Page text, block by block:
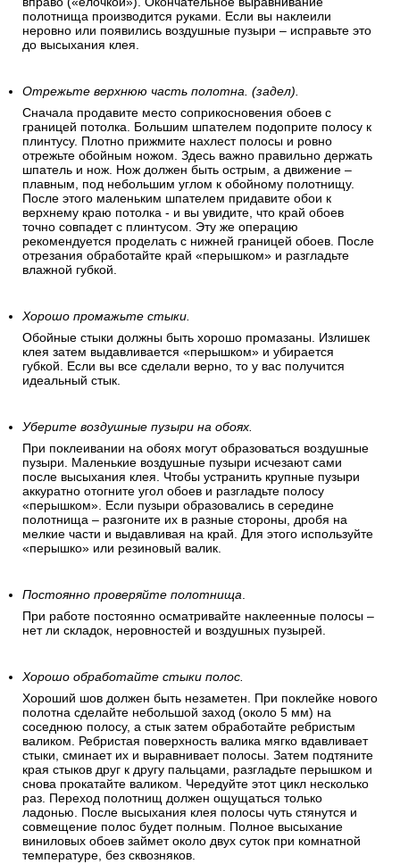
полотнища производится руками. Если вы наклеили
неровно или появились воздушные пузыри – исправьте это
до высыхания клея.
Отрежьте верхнюю часть полотна. (задел).
Сначала продавите место соприкосновения обоев с
границей потолка. Большим шпателем подоприте полосу к
плинтусу. Плотно прижмите нахлест полосы и ровно
отрежьте обойным ножом. Здесь важно правильно держать
шпатель и нож. Нож должен быть острым, а движение –
плавным, под небольшим углом к обойному полотнищу.
После этого маленьким шпателем придавите обои к
верхнему краю потолка - и вы увидите, что край обоев
точно совпадет с плинтусом. Эту же операцию
рекомендуется проделать с нижней границей обоев. После
отрезания обработайте край «перышком» и разгладьте
влажной губкой.
Хорошо промажьте стыки.
Обойные стыки должны быть хорошо промазаны. Излишек
клея затем выдавливается «перышком» и убирается
губкой. Если вы все сделали верно, то у вас получится
идеальный стык.
Уберите воздушные пузыри на обоях.
При поклеивании на обоях могут образоваться воздушные
пузыри. Маленькие воздушные пузыри исчезают сами
после высыхания клея. Чтобы устранить крупные пузыри
аккуратно отогните угол обоев и разгладьте полосу
«перышком». Если пузыри образовались в середине
полотнища – разгоните их в разные стороны, дробя на
мелкие части и выдавливая на край. Для этого используйте
«перышко» или резиновый валик.
Постоянно проверяйте полотнища.
При работе постоянно осматривайте наклеенные полосы –
нет ли складок, неровностей и воздушных пузырей.
Хорошо обработайте стыки полос.
Хороший шов должен быть незаметен. При поклейке нового
полотна сделайте небольшой заход (около 5 мм) на
соседнюю полосу, а стык затем обработайте ребристым
валиком. Ребристая поверхность валика мягко вдавливает
стыки, сминает их и выравнивает полосы. Затем подтяните
края стыков друг к другу пальцами, разгладьте перышком и
снова прокатайте валиком. Чередуйте этот цикл несколько
раз. Переход полотнищ должен ощущаться только
ладонью. После высыхания клея полосы чуть стянутся и
совмещение полос будет полным. Полное высыхание
виниловых обоев займет около двух суток при комнатной
температуре, без сквозняков.